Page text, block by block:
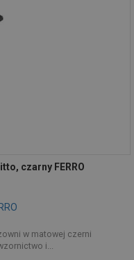
czarny FERRO
w matowej czerni
i...